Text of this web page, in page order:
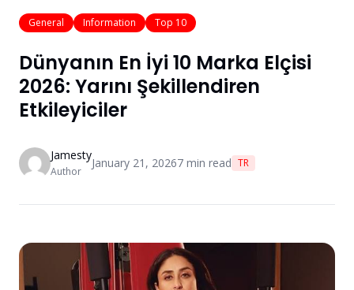
General Information Top 10
Dünyanın En İyi 10 Marka Elçisi
2026: Yarını Şekillendiren
Etkileyiciler
Jamesty
Author
January 21, 20267 min read TR